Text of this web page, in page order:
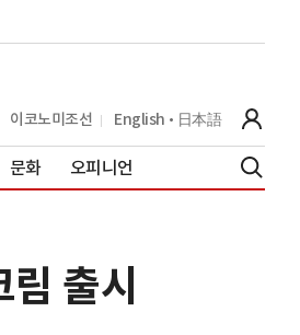
이코노미조선 English 日本語
문화 오피니언
출시